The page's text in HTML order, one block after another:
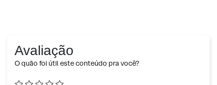
Avaliação
O quão foi útil este conteúdo pra você?